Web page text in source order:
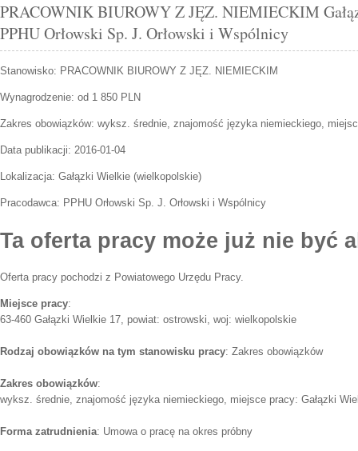
PRACOWNIK BIUROWY Z JĘZ. NIEMIECKIM
PPHU Orłowski Sp. J. Orłowski i Wspólnicy
Stanowisko: PRACOWNIK BIUROWY Z JĘZ. NIEMIECKIM
Wynagrodzenie: od 1 850 PLN
Zakres obowiązków: wyksz. średnie, znajomość języka niemieckiego,
Data publikacji: 2016-01-04
Lokalizacja: Gałązki Wielkie (wielkopolskie)
Pracodawca: PPHU Orłowski Sp. J. Orłowski i Wspólnicy
Ta oferta pracy może już nie być
Oferta pracy pochodzi z Powiatowego Urzędu Pracy.
Miejsce pracy:
63-460 Gałązki Wielkie 17, powiat: ostrowski, woj: wielkopolskie
Rodzaj obowiązków na tym stanowisku pracy: Zakres obowiązków
Zakres obowiązków:
wyksz. średnie, znajomość języka niemieckiego, miejsce pracy: Gałązki
Forma zatrudnienia: Umowa o pracę na okres próbny